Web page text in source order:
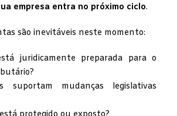
empresa entra no próximo ciclo.
são inevitáveis neste momento:
juridicamente preparada para o
suportam mudanças legislativas